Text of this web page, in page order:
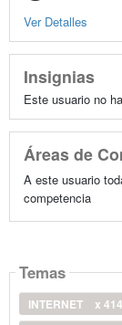
Ver Detalles
Insignias
Este usuario no
Áreas de
A este usuario
competencia
Temas
INTERNET
x 414